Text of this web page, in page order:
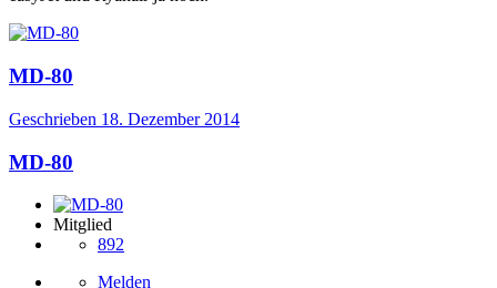
MD-80
Geschrieben 18. Dezember 2014
MD-80
Mitglied
892
Melden